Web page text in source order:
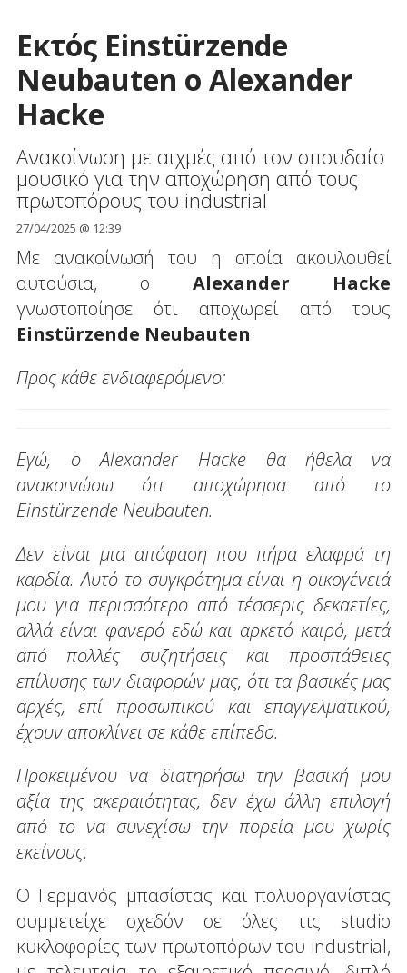
Εκτός Einstürzende
Neubauten ο Alexander
Hacke
Ανακοίνωση με αιχμές από τον σπουδαίο
μουσικό για την αποχώρηση από τους
πρωτοπόρους του industrial
27/04/2025 @ 12:39
Με ανακοίνωσή του η οποία ακουλουθεί
αυτούσια, οAlexander Hacke
γνωστοποίησε ότι αποχωρεί από τους
Einstürzende Neubauten.
Προς κάθε ενδιαφερόμενο:
Εγώ, ο Alexander Hacke θα ήθελα να
ανακοινώσω ότι αποχώρησα από το
Einstürzende Neubauten.
Δεν είναι μια απόφαση που πήρα ελαφρά τη
καρδία. Αυτό το συγκρότημα είναι η οικογένειά
μου για περισσότερο από τέσσερις δεκαετίες,
αλλά είναι φανερό εδώ και αρκετό καιρό, μετά
από πολλές συζητήσεις και προσπάθειες
επίλυσης των διαφορών μας, ότι τα βασικές μας
αρχές, επί προσωπικού και επαγγελματικού,
έχουν αποκλίνει σε κάθε επίπεδο.
Προκειμένου να διατηρήσω την βασική μου
αξία της ακεραιότητας, δεν έχω άλλη επιλογή
από το να συνεχίσω την πορεία μου χωρίς
εκείνους.
Ο Γερμανός μπασίστας και πολυοργανίστας
συμμετείχε σχεδόν σε όλες τις studio
κυκλοφορίες των πρωτοπόρων του industrial,